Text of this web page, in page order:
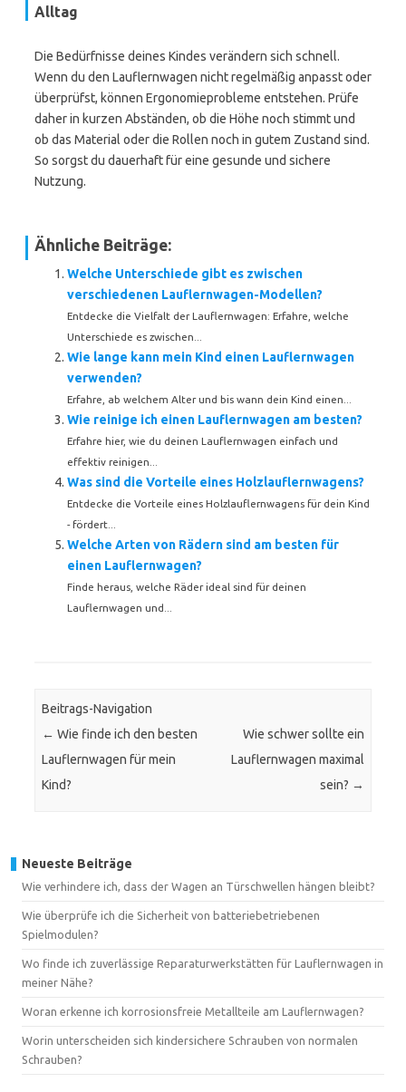
Alltag
Die Bedürfnisse deines Kindes verändern sich schnell.
Wenn du den Lauflernwagen nicht regelmäßig anpasst oder
überprüfst, können Ergonomieprobleme entstehen. Prüfe
daher in kurzen Abständen, ob die Höhe noch stimmt und
ob das Material oder die Rollen noch in gutem Zustand sind.
So sorgst du dauerhaft für eine gesunde und sichere
Nutzung.
Ähnliche Beiträge:
Welche Unterschiede gibt es zwischen
verschiedenen Lauflernwagen-Modellen?
Entdecke die Vielfalt der Lauflernwagen: Erfahre, welche
Unterschiede es zwischen...
Wie lange kann mein Kind einen Lauflernwagen
verwenden?
Erfahre, ab welchem Alter und bis wann dein Kind einen...
Wie reinige ich einen Lauflernwagen am besten?
Erfahre hier, wie du deinen Lauflernwagen einfach und
effektiv reinigen...
Was sind die Vorteile eines Holzlauflernwagens?
Entdecke die Vorteile eines Holzlauflernwagens für dein Kind
- fördert...
Welche Arten von Rädern sind am besten für
einen Lauflernwagen?
Finde heraus, welche Räder ideal sind für deinen
Lauflernwagen und...
Beitrags-Navigation
← Wie finde ich den besten
Lauflernwagen für mein
Kind?
Wie schwer sollte ein
Lauflernwagen maximal
sein? →
Neueste Beiträge
Wie verhindere ich, dass der Wagen an Türschwellen hängen bleibt?
Wie überprüfe ich die Sicherheit von batteriebetriebenen
Spielmodulen?
Wo finde ich zuverlässige Reparaturwerkstätten für Lauflernwagen in
meiner Nähe?
Woran erkenne ich korrosionsfreie Metallteile am Lauflernwagen?
Worin unterscheiden sich kindersichere Schrauben von normalen
Schrauben?